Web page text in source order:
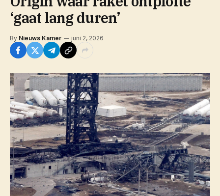
‘gaat lang duren’
By Nieuws Kamer juni 2, 2026